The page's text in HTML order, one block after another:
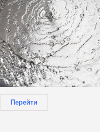
Перейти